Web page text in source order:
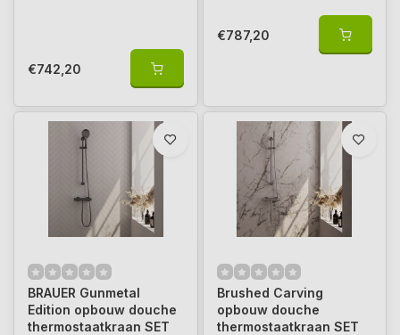
€742,20
€787,20
BRAUER Gunmetal
Edition opbouw douche
thermostaatkraan SET
Brushed Carving
opbouw douche
thermostaatkraan SET